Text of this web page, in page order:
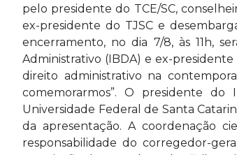
pelo presidente do TCE/SC,
ex-presidente do TJSC e
encerramento, no dia 7/8, às 11h,
Administrativo (IBDA) e ex-
direito administrativo na
comemorarmos”. O presidente do
Universidade Federal de Santa
da apresentação. A coordenação
responsabilidade do corregedor-